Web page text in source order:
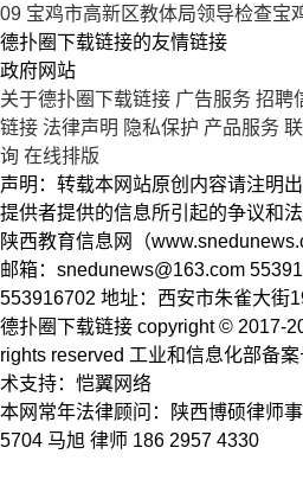
09 宝鸡市高新区教体局领导检查宝
德扑圈下载链接的友情链接
政府网站
关于德扑圈下载链接 广告服务 招聘
链接 法律声明 隐私保护 产品服务
询 在线排版
声明：转载本网站原创内容请注明
提供者提供的信息所引起的争议和法
陕西教育信息网（
邮箱： snedunews@163.com
553916702 地址：西安市朱雀大街
德扑圈下载链接 copyright © 2017-
rights reserved 工业和信息化部备
术支持：恺翼网络
本网常年法律顾问：陕西博硕律师
5704 马旭 律师 186 2957 4330